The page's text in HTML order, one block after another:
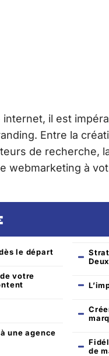
il est
Entre la
de recherche,
webmarketing à
le départ
votre
une agence
de